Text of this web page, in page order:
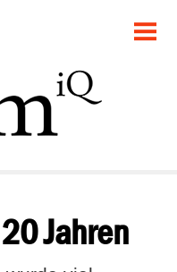
Jahren